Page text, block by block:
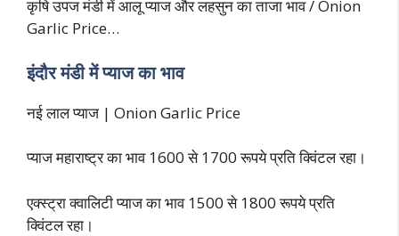
कृषि उपज मंडी में आलू प्याज और लहसुन का ताजा भाव / Onion
Garlic Price…
इंदौर मंडी में प्याज का भाव
नई लाल प्याज | Onion Garlic Price
प्याज महाराष्ट्र का भाव 1600 से 1700 रूपये प्रति क्विंटल रहा।
एक्स्ट्रा क्वालिटी प्याज का भाव 1500 से 1800 रूपये प्रति
क्विंटल रहा।